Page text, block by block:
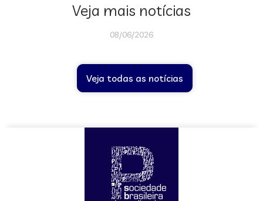
Veja mais notícias
08/06/2026
Veja todas as notícias